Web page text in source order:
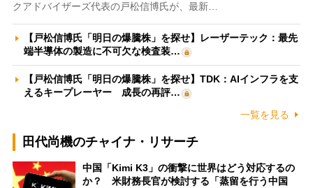
クアドバイザーズ代表の戸松信博氏が、最新…
【戸松信博氏「明日の爆騰株」を探せ】レーザーテック：最先
端半導体の製造に不可欠な検査装…
【戸松信博氏「明日の爆騰株」を探せ】TDK：AIインフラを支
えるキープレーヤー 成長の再評…
一覧を見る
田代尚機のチャイナ・リサーチ
中国「Kimi K3」の衝撃に世界はどう対応するの
か？ 米財務長官が検討する「蒸留を行う中国